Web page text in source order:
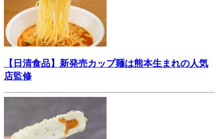
【日清食品】新発売カップ麺は熊本生まれの人気
店監修